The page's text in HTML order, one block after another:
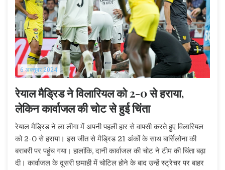
6 अक्तूबर 2024
रेयाल मैड्रिड ने विलारियल को 2-0 से हराया,
लेकिन कार्वाजल की चोट से हुई चिंता
रेयाल मैड्रिड ने ला लीगा में अपनी पहली हार से वापसी करते हुए विलारियल
को 2-0 से हराया। इस जीत से मैड्रिड 21 अंकों के साथ बार्सिलोना की
बराबरी पर पहुंच गया। हालांकि, दानी कार्वाजल की चोट ने टीम की चिंता बढ़ा
दी। कार्वाजल के दूसरी छमाही में चोटिल होने के बाद उन्हें स्ट्रेचर पर बाहर